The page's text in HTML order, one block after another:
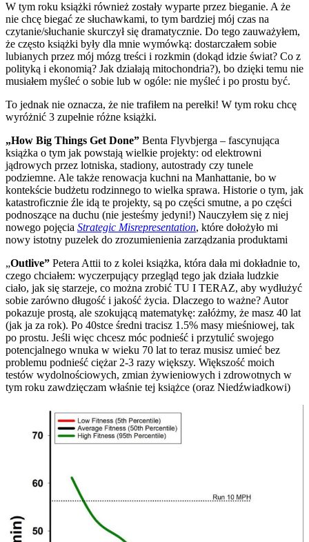
W tym roku książki również zostały wyparte przez bieganie. A że
nie chcę biegać ze słuchawkami, to tym bardziej mój czas na
czytanie/słuchanie skurczył się dramatycznie. Do tego zauważyłem,
że często książki były dla mnie wymówką: dostarczałem sobie
lubianych przez mój mózg treści i rozkmin (dokąd idzie świat? Co z
polityką i ekonomią? Jak działają mitochondria?), bo dzięki temu nie
musiałem myśleć o sobie lub w ogóle: nie myśleć i po prostu być.
To jednak nie oznacza, że nie trafiłem na perełki! W tym roku chcę
wyróżnić 3 zupełnie różne książki.
„How Big Things Get Done” Benta Flyvbjerga – fascynująca
książka o tym jak powstają wielkie projekty: od elektrowni
jądrowych przez lotniska, stadiony, autostrady czy tunele
podziemne. Ale także renowacja kuchni na Manhattanie, bo w
kontekście budżetu rodzinnego to wielka sprawa. Historie o tym, jak
katastroficznie źle idą te projekty, są po części smutne, a po części
podnoszące na duchu (nie jesteśmy jedyni!) Nauczyłem się z niej
nowego pojęcia Strategic Misrepresentation, które dołożyło mi
nowy istotny puzelek do zrozumienienia zarządzania produktami
„Outlive” Petera Attii to z kolei książka, która dała mi dokładnie to,
czego chciałem: wyczerpujący przegląd tego jak działa ludzkie
ciało, jak się starzeje, co można zrobić TU I TERAZ, aby wydłużyć
sobie zarówno długość i jakość życia. Dlaczego to ważne? Autor
pokazuje prostą, ale szokującą matematykę: załóżmy, że masz 40 lat
(jak ja za rok). Po 40stce średni tracisz 1.5% masy mieśniowej, tak
po prostu. Jeśli więc chcesz móc podnieść i przytulić swojego
potencjalnego wnuka w wieku 70 lat to teraz musisz umieć bez
problemu podnieść ciężar 2-3 razy większy. Większość moich
testów wydolnościowych, zmian żywieniowych i zdrowotnych w
tym roku zawdzięczam właśnie tej książce (oraz Niedźwiadkowi)